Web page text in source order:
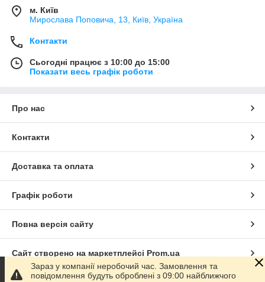
м. Київ
Мирослава Поповича, 13, Київ, Україна
Контакти
Сьогодні працює з 10:00 до 15:00
Показати весь графік роботи
Про нас
Контакти
Доставка та оплата
Графік роботи
Повна версія сайту
Сайт створено на маркетплейсі Prom.ua
Зараз у компанії неробочий час. Замовлення та
повідомлення будуть оброблені з 09:00 найближчого